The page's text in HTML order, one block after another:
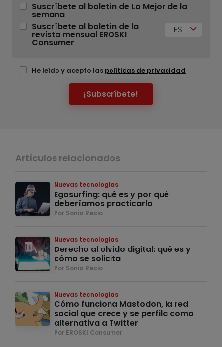
Suscríbete al boletín de Lo Mejor de la
semana
Suscríbete al boletín de la
revista mensual EROSKI
Consumer
ES
He leído y acepto las políticas de privacidad
¡Subscríbete!
Artículos relacionados
Nuevas tecnologías
Egosurfing: qué es y por qué
deberíamos practicarlo
Por Sonia Recio
Nuevas tecnologías
Derecho al olvido digital: qué es y
cómo se solicita
Por Sonia Recio
Nuevas tecnologías
Cómo funciona Mastodon, la red
social que crece y se perfila como
alternativa a Twitter
Por EROSKI Consumer